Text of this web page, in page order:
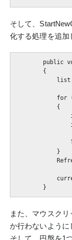
そして、
化する処理を追加
public
        {
for
            {
            }
また、マウスク
か行わないように
そして、円盤を1